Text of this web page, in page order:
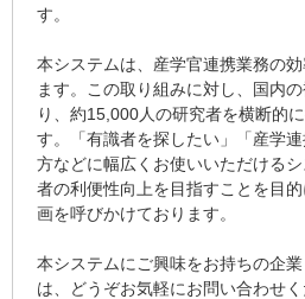
す。
本システムは、産学官連携業務の
ます。この取り組みに対し、国内
り、約15,000人の研究者を横断的
す。「有識者を探したい」「産学
方などに幅広くお使いいただける
者の利便性向上を目指すことを目
画を呼びかけております。
本システムにご興味をお持ちの企
は、どうぞお気軽にお問い合わせ